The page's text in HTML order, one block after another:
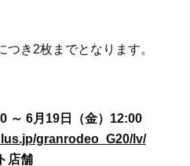
き2枚までとなります。
～ 6月19日（金）12:00
granrodeo_G20/lv/
店舗